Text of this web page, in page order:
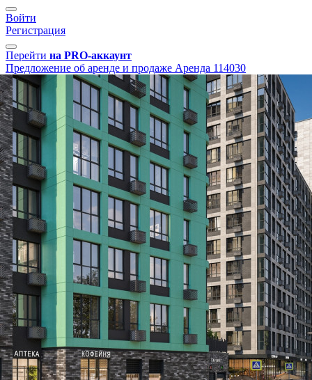
Войти
Регистрация
Перейти на PRO-аккаунт
Предложение об аренде и продаже Аренда 114030